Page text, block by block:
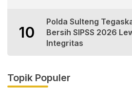
10
Polda Sulteng
Bersih SIPSS 2026
Integritas
Topik Populer